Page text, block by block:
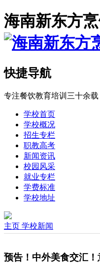
海南新东方
快捷导航
专注餐饮教育培训三十余载
学校首页
学校概况
招生专栏
职教高考
新闻资讯
校园风采
就业专栏
学费标准
学校地址
主页 学校新闻
预告！中外美食交汇